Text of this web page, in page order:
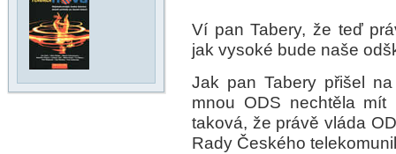
Ví pan Tabery, že teď
jak vysoké bude naše
Jak pan Tabery přišel
mnou ODS nechtěla
taková, že právě vláda
Rady Českého